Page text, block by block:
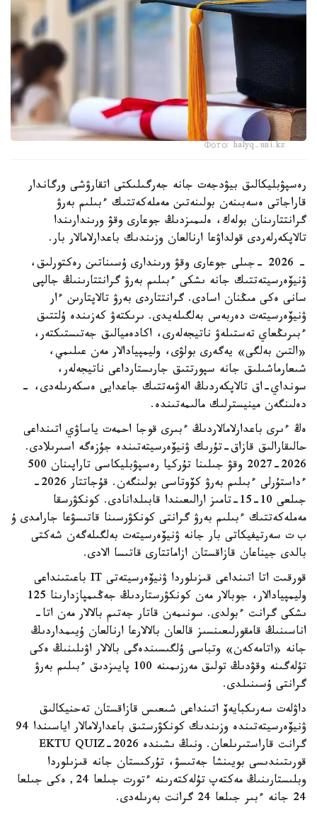
Фото: halyq-uni.kz
رەسپۋبليكالىق بيۋدجەت جانە جەرگىلىكتى اتقارۋشى ورگاندار
قاراجاتى ەسەبىنەن بولىنەتىن مەملەكەتتىك ءبىلىم بەرۋ
گرانتتارىنان بولەك، ەلىمىزدىڭ جوعارى وقۋ ورىندارىندا
تالاپكەرلەردى قولداۋعا ارنالعان وزىندىك باعدارلامالار بار.
- 2026 -جىلى جوعارى وقۋ ورىندارى ۇسىناتىن رەكتورلىق،
ۋنيۆەرسيتەتتىك جانە ىشكى ءبىلىم بەرۋ گرانتتارىنىڭ جالپى
سانى ەكى مىڭنان اسادى. گرانتتاردى بەرۋ تالاپتارىن ءار
ۋنيۆەرسيتەت دەربەس بەلگىلەيدى. ىرىكتەۋ كەزىندە ۇلتتىق
ءبىرىڭعاي تەستىلەۋ ناتيجەلەرى، اكادەميالىق جەتىستىكتەر،
«التىن بەلگى» يەگەرى بولۋى، وليمپيادالار مەن عىلىمي،
شىعارماشىلىق جانە سپورتتىق جارىستارداعى ناتيجەلەر،
سونداي-اق تالاپكەردىڭ الەۋمەتتىك جاعدايى ەسكەرىلەدى، -
دەلىنگەن مينيسترلىك مالىمەتىندە.
ەڭ ءىرى باعدارلامالاردىڭ ءبىرى قوجا احمەت ياساۋي اتىنداعى
حالىقارالىق قازاق-تۇرىك ۋنيۆەرسيتەتىندە جۇزەگە اسىرىلادى.
2026-2027 وقۋ جىلىنا تۇركيا رەسپۋبليكاسى تاراپىنان 500
ءداستۇرلى ءبىلىم بەرۋ كۆوتاسى بولىنگەن. قۇجاتتار 2026-
جىلعى 10-15-تامىز ارالىعىندا قابىلدانادى. كونكۋرسقا
مەملەكەتتىك ءبىلىم بەرۋ گرانتى كونكۋرسىنا قاتىسۋعا جارامدى ۇ
ب ت سەرتيفيكاتى بار جانە ۋنيۆەرسيتەت بەلگىلەگەن شەكتى
بالدى جيناعان قازاقستان ازاماتتارى قاتىسا الادى.
قورقىت اتا اتىنداعى قىزىلوردا ۋنيۆەرسيتەتى IT باعىتىنداعى
وليمپيادالار، جوبالار مەن كونكۋرستاردىڭ جەڭىمپازدارىنا 125
ىشكى گرانت ءبولدى. سونىمەن قاتار جەتىم بالالار مەن اتا-
اناسىنىڭ قامقورلىعىنسىز قالعان بالالارعا ارنالعان ۇيىمداردىڭ
جانە «اتامەكەن» وتباسى ۇلگىسىندەگى بالالار اۋىلىنىڭ ەكى
تۇلەگىنە وقۋدىڭ تولىق مەرزىمىنە 100 پايىزدىق ءبىلىم بەرۋ
گرانتى ۇسىنىلدى.
داۋلەت سەرىكبايەۆ اتىنداعى شىعىس قازاقستان تەحنيكالىق
ۋنيۆەرسيتەتىندە وزىندىك كونكۋرستىق باعدارلامالار اياسىندا 94
گرانت قاراستىرىلعان. ونىڭ ىشىندە EKTU QUIZ-2026
قورىتىندىسى بويىنشا جەتىسۋ، تۇركىستان جانە قىزىلوردا
وبلىستارىنىڭ مەكتەپ تۇلەكتەرىنە ءتورت جىلعا 24, ەكى جىلعا
24 جانە ءبىر جىلعا 24 گرانت بەرىلەدى.